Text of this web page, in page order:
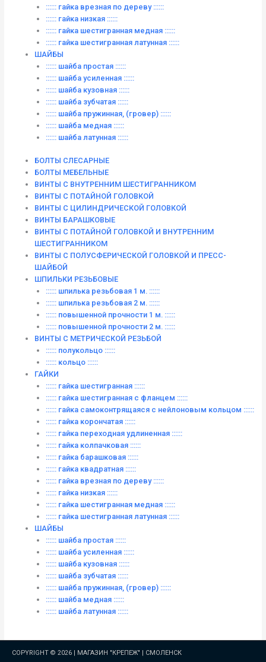
:::::: гайка врезная по дереву ::::::
:::::: гайка низкая ::::::
:::::: гайка шестигранная медная ::::::
:::::: гайка шестигранная латунная ::::::
ШАЙБЫ
:::::: шайба простая ::::::
:::::: шайба усиленная ::::::
:::::: шайба кузовная ::::::
:::::: шайба зубчатая ::::::
:::::: шайба пружинная, (гровер) ::::::
:::::: шайба медная ::::::
:::::: шайба латунная ::::::
БОЛТЫ СЛЕСАРНЫЕ
БОЛТЫ МЕБЕЛЬНЫЕ
ВИНТЫ С ВНУТРЕННИМ ШЕСТИГРАННИКОМ
ВИНТЫ С ПОТАЙНОЙ ГОЛОВКОЙ
ВИНТЫ С ЦИЛИНДРИЧЕСКОЙ ГОЛОВКОЙ
ВИНТЫ БАРАШКОВЫЕ
ВИНТЫ С ПОТАЙНОЙ ГОЛОВКОЙ И ВНУТРЕННИМ
ШЕСТИГРАННИКОМ
ВИНТЫ С ПОЛУСФЕРИЧЕСКОЙ ГОЛОВКОЙ И ПРЕСС-
ШАЙБОЙ
ШПИЛЬКИ РЕЗЬБОВЫЕ
:::::: шпилька резьбовая 1 м. ::::::
:::::: шпилька резьбовая 2 м. ::::::
:::::: повышенной прочности 1 м. ::::::
:::::: повышенной прочности 2 м. ::::::
ВИНТЫ C МЕТРИЧЕСКОЙ РЕЗЬБОЙ
:::::: полукольцо ::::::
:::::: кольцо ::::::
ГАЙКИ
:::::: гайка шестигранная ::::::
:::::: гайка шестигранная с фланцем ::::::
:::::: гайка самоконтрящаяся с нейлоновым кольцом ::::::
:::::: гайка корончатая ::::::
:::::: гайка переходная удлиненная ::::::
:::::: гайка колпачковая ::::::
:::::: гайка барашковая ::::::
:::::: гайка квадратная ::::::
:::::: гайка врезная по дереву ::::::
:::::: гайка низкая ::::::
:::::: гайка шестигранная медная ::::::
:::::: гайка шестигранная латунная ::::::
ШАЙБЫ
:::::: шайба простая ::::::
:::::: шайба усиленная ::::::
:::::: шайба кузовная ::::::
:::::: шайба зубчатая ::::::
:::::: шайба пружинная, (гровер) ::::::
:::::: шайба медная ::::::
:::::: шайба латунная ::::::
COPYRIGHT © 2026 | МАГАЗИН "КРЕПЕЖ" | СМОЛЕНСК